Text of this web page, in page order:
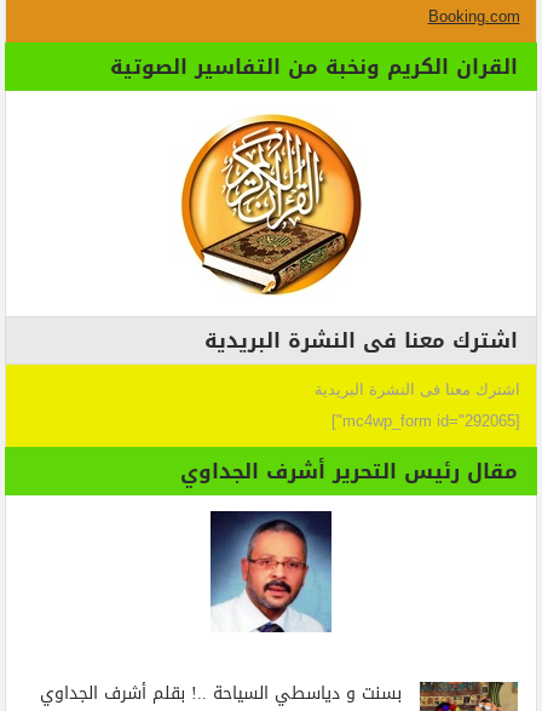
Booking.com
القران الكريم ونخبة من التفاسير الصوتية
اشترك معنا فى النشرة البريدية
اشترك معنا فى النشرة البريدية
[mc4wp_form id="292065"]
مقال رئيس التحرير أشرف الجداوي
بسنت و دياسطي السياحة ..! بقلم أشرف الجداوي